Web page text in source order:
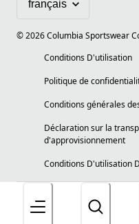
©2026Columbia Sportswear
Conditions D'utilisation
Politique de
Conditions générales
Déclaration sur la
d'approvisionnement
Conditions D'utilisation